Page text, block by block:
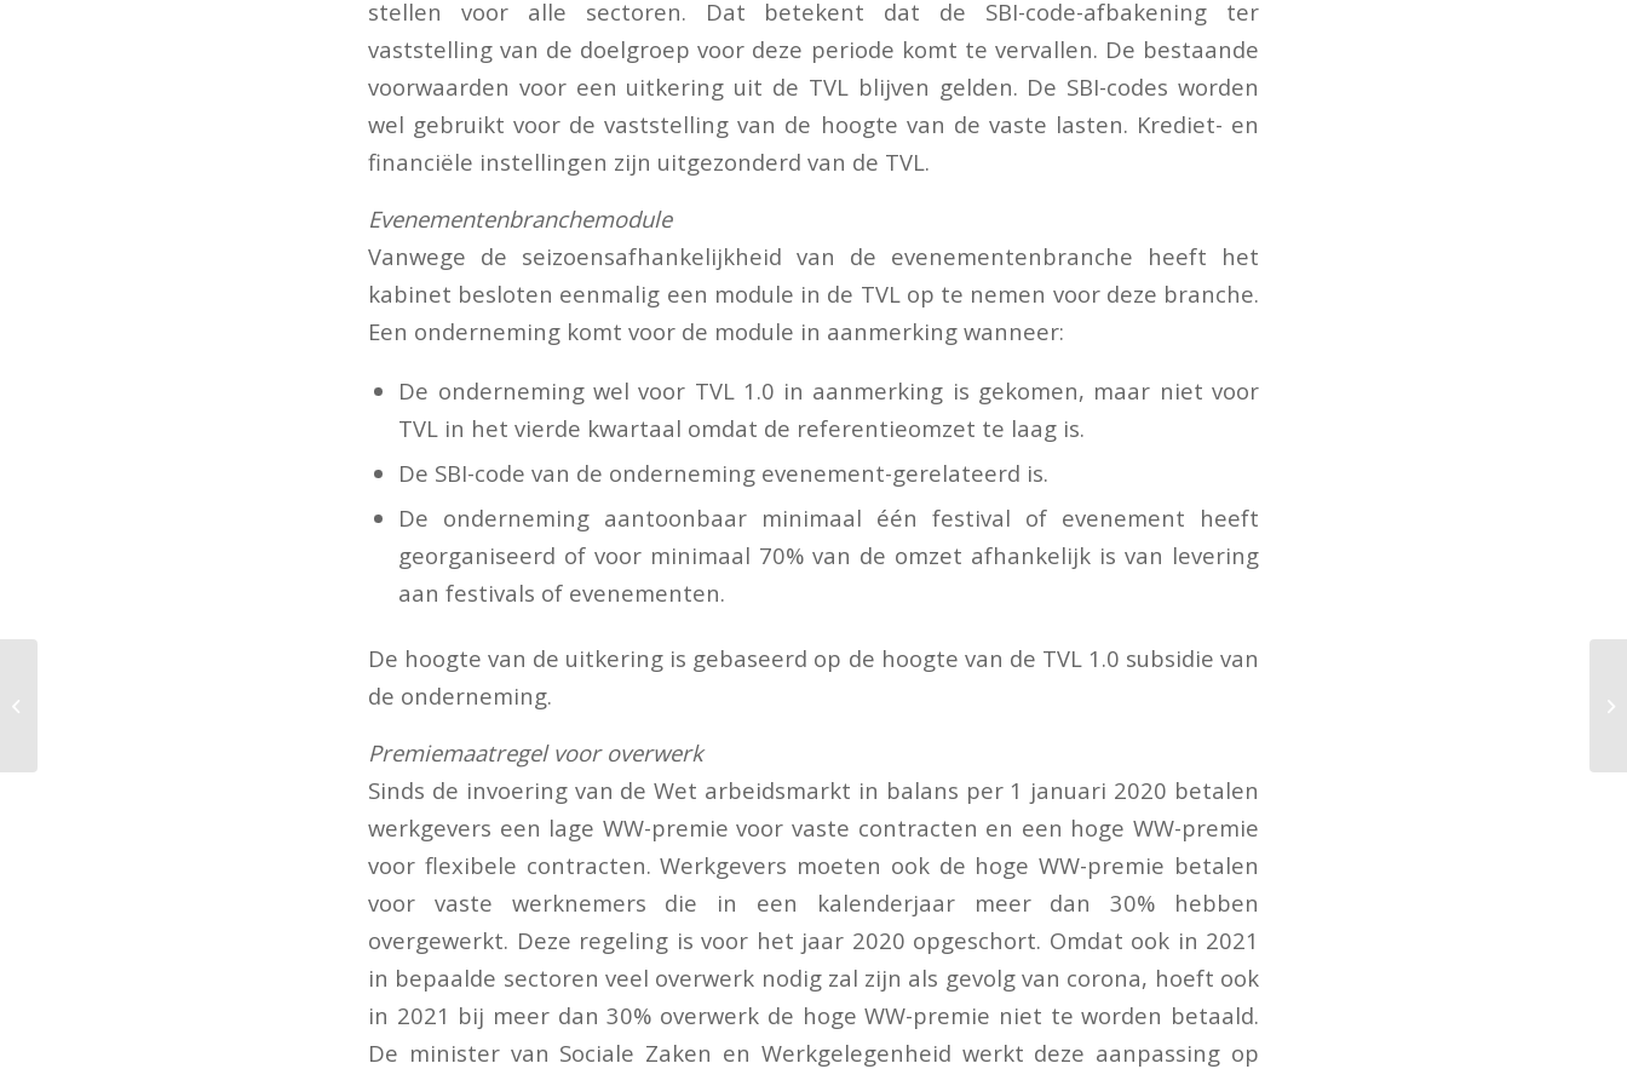
stellen voor alle sectoren. Dat betekent dat de SBI-code-afbakening ter
vaststelling van de doelgroep voor deze periode komt te vervallen. De bestaande
voorwaarden voor een uitkering uit de TVL blijven gelden. De SBI-codes worden
wel gebruikt voor de vaststelling van de hoogte van de vaste lasten. Krediet- en
financiële instellingen zijn uitgezonderd van de TVL.
Evenementenbranchemodule
Vanwege de seizoensafhankelijkheid van de evenementenbranche heeft het
kabinet besloten eenmalig een module in de TVL op te nemen voor deze branche.
Een onderneming komt voor de module in aanmerking wanneer:
De onderneming wel voor TVL 1.0 in aanmerking is gekomen, maar niet voor
TVL in het vierde kwartaal omdat de referentieomzet te laag is.
De SBI-code van de onderneming evenement-gerelateerd is.
De onderneming aantoonbaar minimaal één festival of evenement heeft
georganiseerd of voor minimaal 70% van de omzet afhankelijk is van levering
aan festivals of evenementen.
De hoogte van de uitkering is gebaseerd op de hoogte van de TVL 1.0 subsidie van
de onderneming.
Premiemaatregel voor overwerk
Sinds de invoering van de Wet arbeidsmarkt in balans per 1 januari 2020 betalen
werkgevers een lage WW-premie voor vaste contracten en een hoge WW-premie
voor flexibele contracten. Werkgevers moeten ook de hoge WW-premie betalen
voor vaste werknemers die in een kalenderjaar meer dan 30% hebben
overgewerkt. Deze regeling is voor het jaar 2020 opgeschort. Omdat ook in 2021
in bepaalde sectoren veel overwerk nodig zal zijn als gevolg van corona, hoeft ook
in 2021 bij meer dan 30% overwerk de hoge WW-premie niet te worden betaald.
De minister van Sociale Zaken en Werkgelegenheid werkt deze aanpassing op